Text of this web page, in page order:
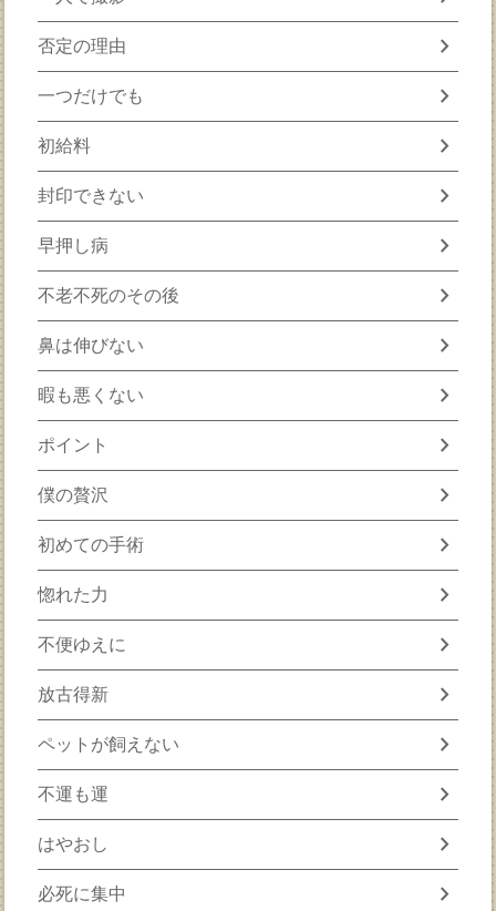
否定の理由 chevron_right
一つだけでも chevron_right
初給料 chevron_right
封印できない chevron_right
早押し病 chevron_right
不老不死のその後 chevron_right
鼻は伸びない chevron_right
暇も悪くない chevron_right
ポイント chevron_right
僕の贅沢 chevron_right
初めての手術 chevron_right
惚れた力 chevron_right
不便ゆえに chevron_right
放古得新 chevron_right
ペットが飼えない chevron_right
不運も運 chevron_right
はやおし chevron_right
必死に集中 chevron_right